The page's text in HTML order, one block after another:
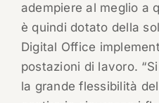
adempiere al meglio a
è quindi dotato della
Digital Office
postazioni di lavoro.
la grande flessibilità